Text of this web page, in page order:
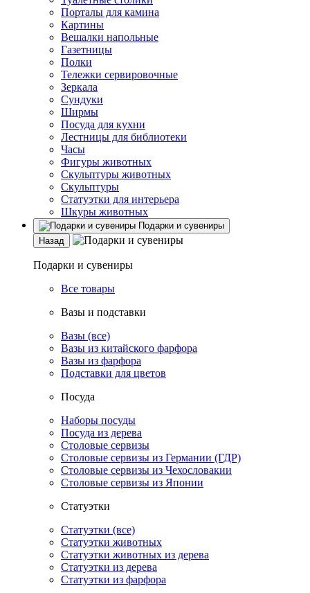
Порталы для камина
Картины
Вешалки напольные
Газетницы
Полки
Тележки сервировочные
Зеркала
Сундуки
Ширмы
Посуда для кухни
Лестницы для библиотеки
Часы
Фигуры животных
Скульптуры животных
Скульптуры
Статуэтки для интерьера
Шкуры животных
Подарки и сувениры
Назад
Подарки и сувениры
Все товары
Вазы и подставки
Вазы (все)
Вазы из китайского фарфора
Вазы из фарфора
Подставки для цветов
Посуда
Наборы посуды
Посуда из дерева
Столовые сервизы
Столовые сервизы из Германии (ГДР)
Столовые сервизы из Чехословакии
Столовые сервизы из Японии
Статуэтки
Статуэтки (все)
Статуэтки животных
Статуэтки животных из дерева
Статуэтки из дерева
Статуэтки из фарфора